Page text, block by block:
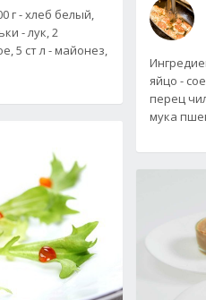
г - хлеб белый,
- лук, 2
5 ст л - майонез,
яйцо -
перец
мука